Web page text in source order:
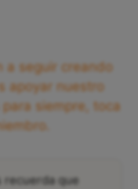
a seguir creando
apoyar nuestro
siempre, toca
recuerda que